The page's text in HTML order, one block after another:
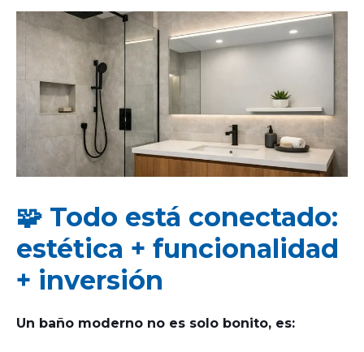
🧩 Todo está conectado:
estética + funcionalidad
+ inversión
Un baño moderno no es solo bonito, es: